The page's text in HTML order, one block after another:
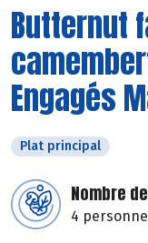
Butternut
Engagés
Plat principal
Nombre
4